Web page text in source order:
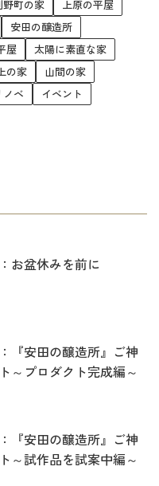
野町の家
上原の平屋
安田の醸造所
屋
太陽に素直な家
の家
山間の家
ノベ
イベント
お盆休みを前に
『安田の醸造所』ご神
～プロダクト完成編～
『安田の醸造所』ご神
～試作品を試案中編～